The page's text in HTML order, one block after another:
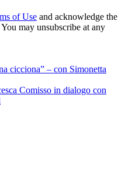
of Use and acknowledge the
You may unsubscribe at any
cicciona” – con Simonetta
Comisso in dialogo con